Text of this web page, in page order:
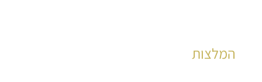
המלצות